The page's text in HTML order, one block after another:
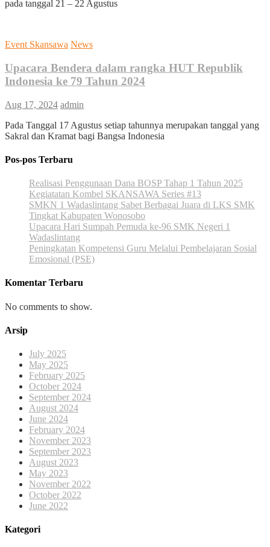
pada tanggal 21 – 22 Agustus
Event Skansawa News
Upacara Bendera dalam rangka HUT Republik
Indonesia ke 79 Tahun 2024
Aug 17, 2024 admin
Pada Tanggal 17 Agustus setiap tahunnya merupakan tanggal yang
Sakral dan Kramat bagi Bangsa Indonesia
Pos-pos Terbaru
Realisasi Penggunaan Dana BOSP Tahap 1 Tahun 2025
Kegiatatan Kombel SKANSAWA Series #13
SMKN 1 Wadaslintang Sabet Berbagai Juara di LKS SMK
Tingkat Kabupaten Wonosobo
Upacara Hari Sumpah Pemuda ke-96 SMK Negeri 1
Wadaslintang
Peningkatan Kompetensi Guru Melalui Pembelajaran Sosial
Emosional (PSE)
Komentar Terbaru
No comments to show.
Arsip
July 2025
May 2025
February 2025
October 2024
September 2024
August 2024
June 2024
February 2024
November 2023
September 2023
August 2023
May 2023
November 2022
October 2022
June 2022
Kategori